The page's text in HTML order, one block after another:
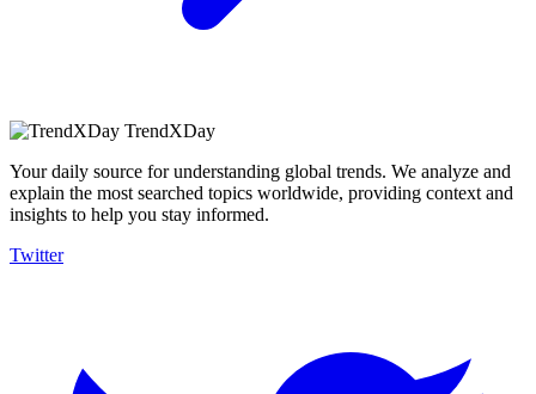
TrendXDay
Your daily source for understanding global trends. We analyze and
explain the most searched topics worldwide, providing context and
insights to help you stay informed.
Twitter